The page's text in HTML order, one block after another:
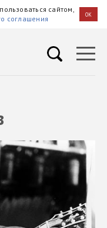
сайтом,
соглашения OK